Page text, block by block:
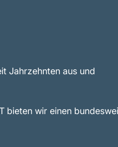
Jahrzehnten aus und
bieten wir einen